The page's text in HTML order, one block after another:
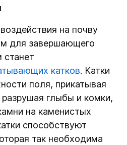
на почву
для завершающего
станет
катков. Катки
поля, прикатывая
глыбы и комки,
на каменистых
способствуют
так необходима